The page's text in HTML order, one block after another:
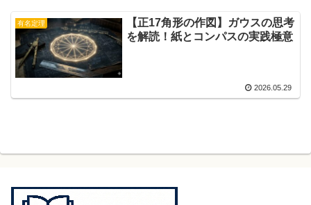
有名定理
【正17角形の作図】ガウスの思考
を解読！紙とコンパスの実践極意
2026.05.29